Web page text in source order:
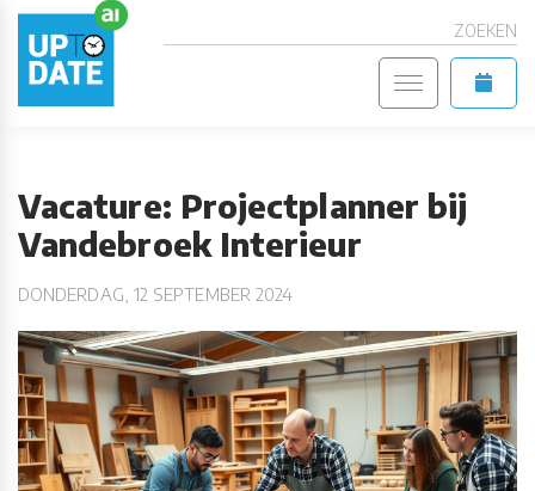
ZOEKEN
Vacature: Projectplanner bij
Vandebroek Interieur
DONDERDAG, 12 SEPTEMBER 2024